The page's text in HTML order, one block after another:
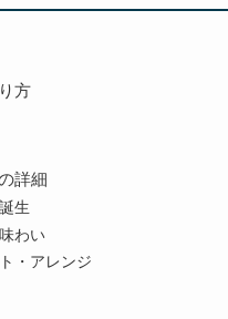
方
詳細
生
わい
・アレンジ